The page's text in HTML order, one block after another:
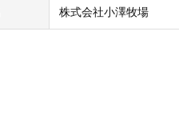
株式会社小澤牧場